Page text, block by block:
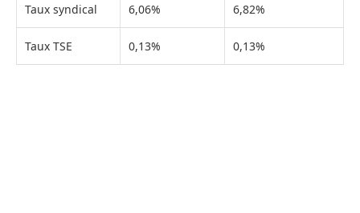
Taux syndical 6,06% 6,82%
Taux TSE 0,13% 0,13%